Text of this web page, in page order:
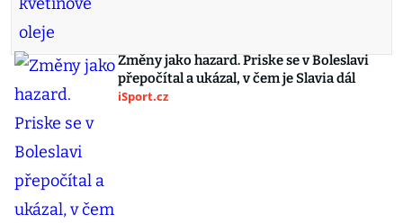
Změny jako hazard. Priske se v Boleslavi
přepočítal a ukázal, v čem je Slavia dál
iSport.cz